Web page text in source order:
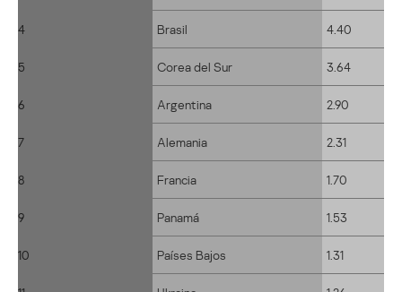
4 Brasil 4.40
5 Corea del Sur 3.64
6 Argentina 2.90
7 Alemania 2.31
8 Francia 1.70
9 Panamá 1.53
10 Países Bajos 1.31